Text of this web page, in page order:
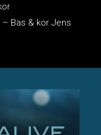
Bas & kor Jens